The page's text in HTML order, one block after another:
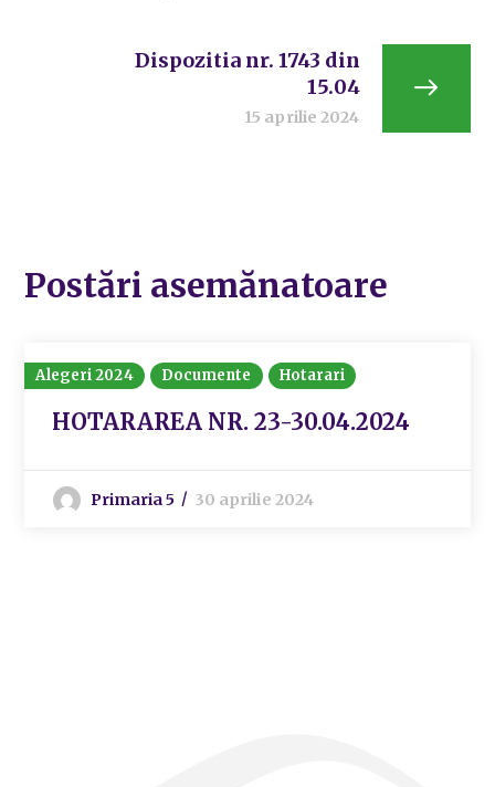
Dispozitia nr. 1743 din
15.04
15 aprilie 2024
Postări asemănatoare
Alegeri 2024 Documente Hotarari
HOTARAREA NR. 23-30.04.2024
Primaria 5 30 aprilie 2024